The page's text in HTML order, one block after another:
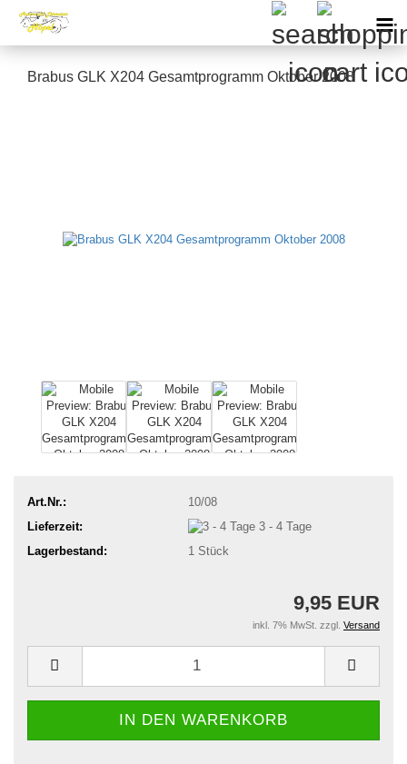
Brabus GLK X204 Gesamtprogramm Oktober 2008
Art.Nr.:
10/08
Lieferzeit:
3 - 4 Tage
Lagerbestand:
1 Stück
9,95 EUR
inkl. 7% MwSt. zzgl. Versand